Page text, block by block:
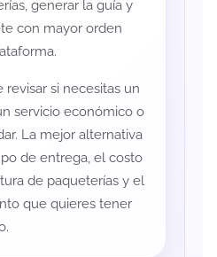
generar la guía y
con mayor orden
revisar si necesitas un
servicio económico o
La mejor alternativa
de entrega, el costo
de paqueterías y el
que quieres tener